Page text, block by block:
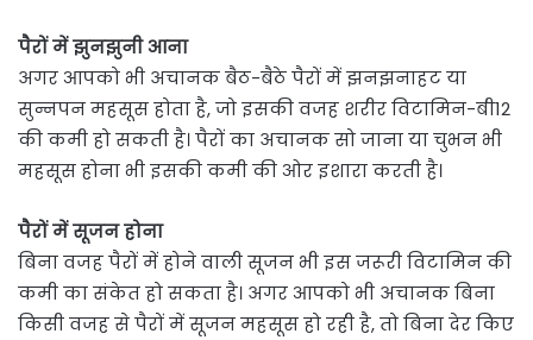
पैरों में झुनझुनी आना
अगर आपको भी अचानक बैठ-बैठे पैरों में झनझनाहट या
सुन्नपन महसूस होता है, जो इसकी वजह शरीर विटामिन-बी12
की कमी हो सकती है। पैरों का अचानक सो जाना या चुभन भी
महसूस होना भी इसकी कमी की ओर इशारा करती है।
पैरों में सूजन होना
बिना वजह पैरों में होने वाली सूजन भी इस जरूरी विटामिन की
कमी का संकेत हो सकता है। अगर आपको भी अचानक बिना
किसी वजह से पैरों में सूजन महसूस हो रही है, तो बिना देर किए